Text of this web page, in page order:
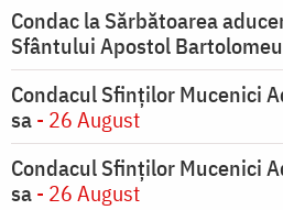
Condac la Sărbătoarea
Sfântului Apostol Bartolomeu
Condacul Sfinţilor Mucenici
sa- 26 August
Condacul Sfinţilor Mucenici
sa- 26 August